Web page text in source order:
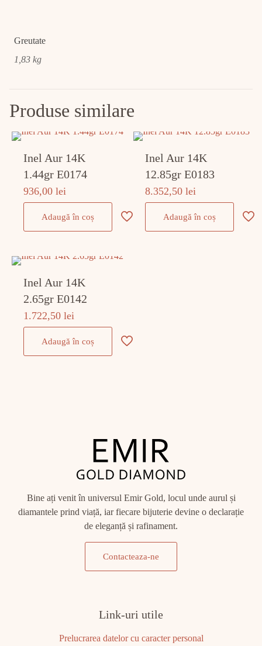
Greutate
1,83 kg
Produse similare
Inel Aur 14K
1.44gr E0174
936,00lei
Adaugă în coș
Inel Aur 14K
12.85gr E0183
8.352,50lei
Adaugă în coș
Inel Aur 14K
2.65gr E0142
1.722,50lei
Adaugă în coș
Bine ați venit în universul Emir Gold, locul unde aurul și
diamantele prind viață, iar fiecare bijuterie devine o declarație
de eleganță și rafinament.
Contacteaza-ne
Link-uri utile
Prelucrarea datelor cu caracter personal